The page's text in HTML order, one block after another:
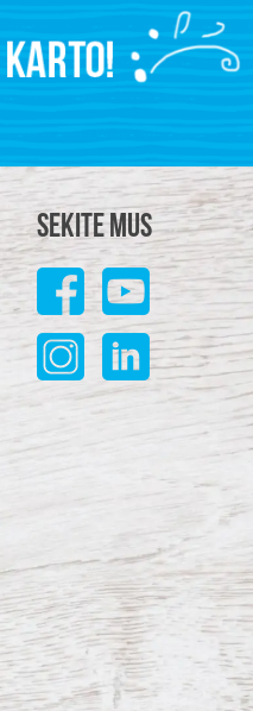
Sekite mus